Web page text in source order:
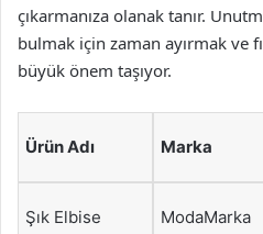
çıkarmanıza olanak tanır.
bulmak için zaman ayırmak ve
büyük önem taşıyor.
Ürün Adı Marka
Şık Elbise ModaMarka